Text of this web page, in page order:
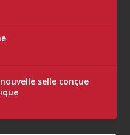
selle conçue